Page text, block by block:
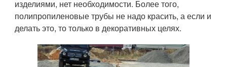
изделиями, нет необходимости. Более того,
полипропиленовые трубы не надо красить, а если и
делать это, то только в декоративных целях.